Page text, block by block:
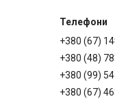
+380 (67)
+380 (48)
+380 (99)
+380 (67)